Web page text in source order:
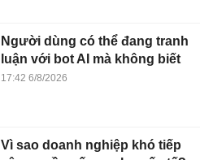
Người dùng có thể đang tranh
luận với bot AI mà không biết
17:42 6/8/2026
Vì sao doanh nghiệp khó tiếp